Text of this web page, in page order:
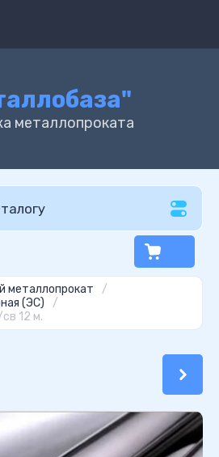
металлопроката
металлопрокат
/
(ЭС)
/
12 м.